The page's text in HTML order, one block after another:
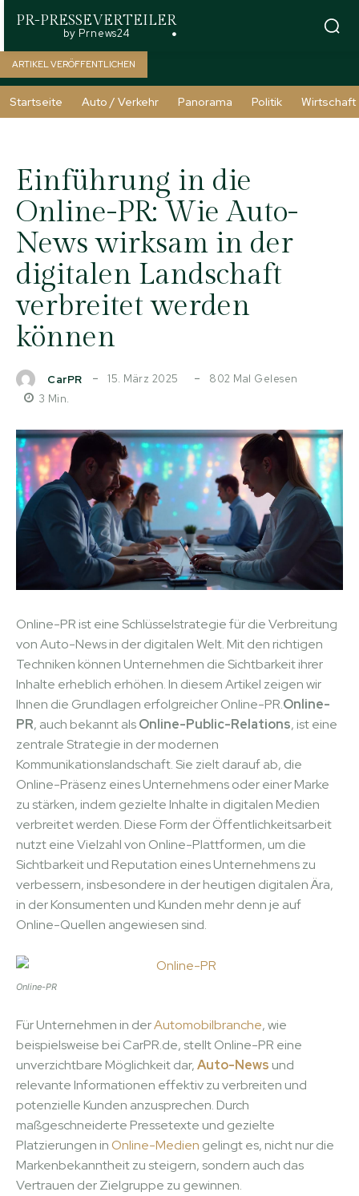
PR-PRESSEVERTEILER
by Prnews24
ARTIKEL VERÖFFENTLICHEN
Startseite Auto / Verkehr Panorama Politik Wirtschaft
Einführung in die
Online-PR: Wie Auto-
News wirksam in der
digitalen Landschaft
verbreitet werden
können
CarPR 15. März 2025 802 Mal Gelesen
3 Min.
Online-PR ist eine Schlüsselstrategie für die Verbreitung
von Auto-News in der digitalen Welt. Mit den richtigen
Techniken können Unternehmen die Sichtbarkeit ihrer
Inhalte erheblich erhöhen. In diesem Artikel zeigen wir
Ihnen die Grundlagen erfolgreicher Online-PR.Online-
PR, auch bekannt alsOnline-Public-Relations, ist eine
zentrale Strategie in der modernen
Kommunikationslandschaft. Sie zielt darauf ab, die
Online-Präsenz eines Unternehmens oder einer Marke
zu stärken, indem gezielte Inhalte in digitalen Medien
verbreitet werden. Diese Form der Öffentlichkeitsarbeit
nutzt eine Vielzahl von Online-Plattformen, um die
Sichtbarkeit und Reputation eines Unternehmens zu
verbessern, insbesondere in der heutigen digitalen Ära,
in der Konsumenten und Kunden mehr denn je auf
Online-Quellen angewiesen sind.
Online-PR
Für Unternehmen in derAutomobilbranche, wie
beispielsweise bei CarPR.de, stellt Online-PR eine
unverzichtbare Möglichkeit dar,Auto-News und
relevante Informationen effektiv zu verbreiten und
potenzielle Kunden anzusprechen. Durch
maßgeschneiderte Pressetexte und gezielte
Platzierungen inOnline-Medien gelingt es, nicht nur die
Markenbekanntheit zu steigern, sondern auch das
Vertrauen der Zielgruppe zu gewinnen.